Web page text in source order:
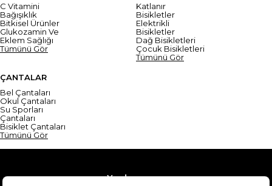
C Vitamini
Bağışıklık
Bitkisel Ürünler
Glukozamin Ve
Eklem Sağlığı
Tümünü Gör
Katlanır
Bisikletler
Elektrikli
Bisikletler
Dağ Bisikletleri
Çocuk Bisikletleri
Tümünü Gör
ÇANTALAR
Bel Çantaları
Okul Çantaları
Su Sporları
Çantaları
Bisiklet Çantaları
Tümünü Gör
Yardım